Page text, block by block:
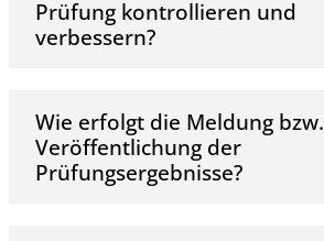
Prüfung kontrollieren und
verbessern?
Wie erfolgt die Meldung bzw.
Veröffentlichung der
Prüfungsergebnisse?